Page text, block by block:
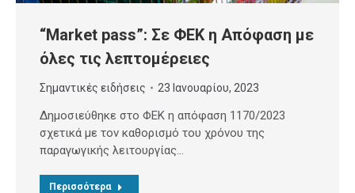
“Market pass”: Σε ΦΕΚ η Απόφαση με
όλες τις λεπτομέρειες
Σημαντικές ειδήσεις 23 Ιανουαρίου, 2023
Δημοσιεύθηκε στο ΦΕΚ η απόφαση 1170/2023
σχετικά με τον καθορισμό του χρόνου της
παραγωγικής λειτουργίας…
Περισσότερα